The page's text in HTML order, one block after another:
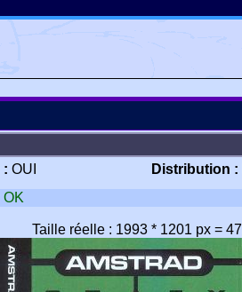
: OUI Distribution :
OK
Taille réelle : 1993 * 1201 px =